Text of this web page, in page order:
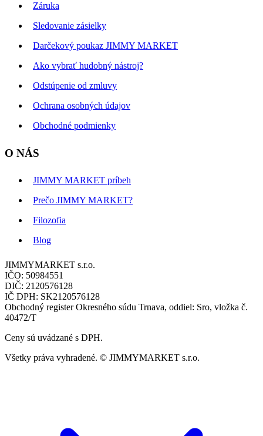
Záruka
Sledovanie zásielky
Darčekový poukaz JIMMY MARKET
Ako vybrať hudobný nástroj?
Odstúpenie od zmluvy
Ochrana osobných údajov
Obchodné podmienky
O NÁS
JIMMY MARKET príbeh
Prečo JIMMY MARKET?
Filozofia
Blog
JIMMYMARKET s.r.o.
IČO: 50984551
DIČ: 2120576128
IČ DPH: SK2120576128
Obchodný register Okresného súdu Trnava, oddiel: Sro, vložka č.
40472/T
Ceny sú uvádzané s DPH.
Všetky práva vyhradené. © JIMMYMARKET s.r.o.